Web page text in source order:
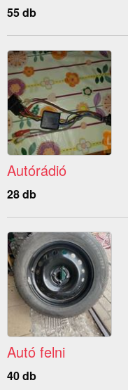
55 db
Autórádió
28 db
Autó felni
40 db